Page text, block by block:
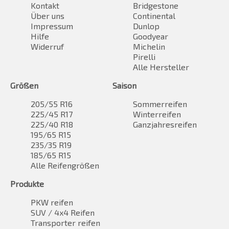
Kontakt
Über uns
Impressum
Hilfe
Widerruf
Bridgestone
Continental
Dunlop
Goodyear
Michelin
Pirelli
Alle Hersteller
Größen
205/55 R16
225/45 R17
225/40 R18
195/65 R15
235/35 R19
185/65 R15
Alle Reifengrößen
Saison
Sommerreifen
Winterreifen
Ganzjahresreifen
Produkte
PKW reifen
SUV / 4x4 Reifen
Transporter reifen